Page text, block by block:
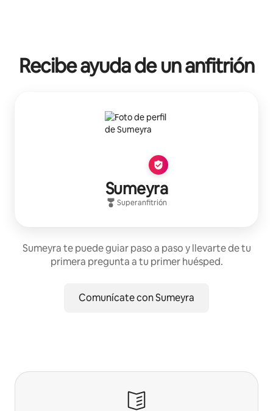
Recibe ayuda de un anfitrión
Sumeyra
Superanfitrión
Sumeyra te puede guiar paso a paso y llevarte de tu
primera pregunta a tu primer huésped.
Comunícate con Sumeyra